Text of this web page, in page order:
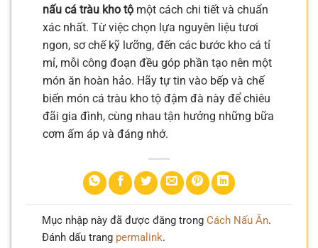
nấu cá tràu kho tộ một cách chi tiết và chuẩn
xác nhất. Từ việc chọn lựa nguyên liệu tươi
ngon, sơ chế kỹ lưỡng, đến các bước kho cá tỉ
mỉ, mỗi công đoạn đều góp phần tạo nên một
món ăn hoàn hảo. Hãy tự tin vào bếp và chế
biến món cá tràu kho tộ đậm đà này để chiêu
đãi gia đình, cùng nhau tận hưởng những bữa
cơm ấm áp và đáng nhớ.
Mục nhập này đã được đăng trong Cách Nấu Ăn.
Đánh dấu trang permalink.